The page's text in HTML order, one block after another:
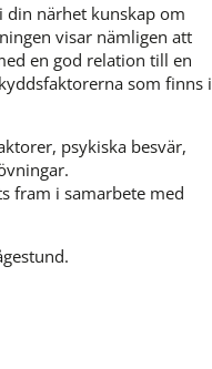
din närhet kunskap om
visar nämligen att
en god relation till en
som finns i
psykiska besvär,
fram i samarbete med